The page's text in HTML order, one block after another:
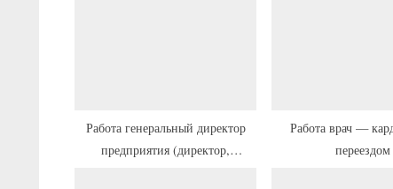
п
Работа генеральный директор
предприятия (директор,
Работа врач —
переездом